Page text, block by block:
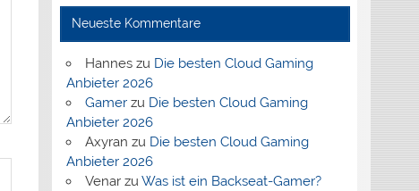
Neueste Kommentare
Hanneszu Die besten Cloud Gaming
Anbieter 2026
Gamerzu Die besten Cloud Gaming
Anbieter 2026
Axyran zu Die besten Cloud Gaming
Anbieter 2026
Venarzu Was ist ein Backseat-Gamer?